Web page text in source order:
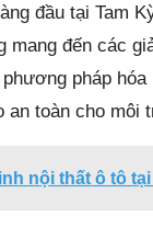
đầu tại Tam
mang đến các
pháp
an toàn cho môi
nội thất ô tô